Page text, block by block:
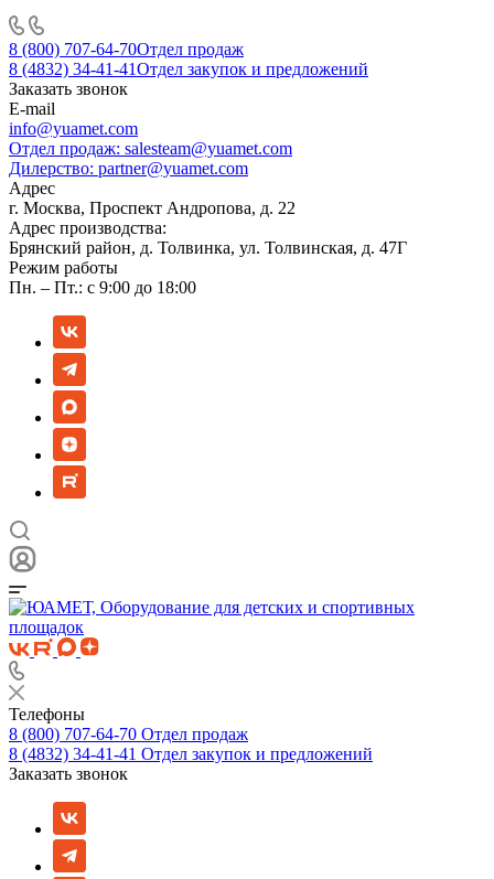
8 (800) 707-64-70Отдел продаж
8 (4832) 34-41-41Отдел закупок и предложений
Заказать звонок
E-mail
info@yuamet.com
Отдел продаж: salesteam@yuamet.com
Дилерство: partner@yuamet.com
Адрес
г. Москва, Проспект Андропова, д. 22
Адрес производства:
Брянский район, д. Толвинка, ул. Толвинская, д. 47Г
Режим работы
Пн. – Пт.: с 9:00 до 18:00
Телефоны
8 (800) 707-64-70 Отдел продаж
8 (4832) 34-41-41 Отдел закупок и предложений
Заказать звонок